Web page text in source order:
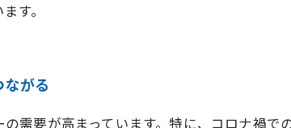
す。
がる